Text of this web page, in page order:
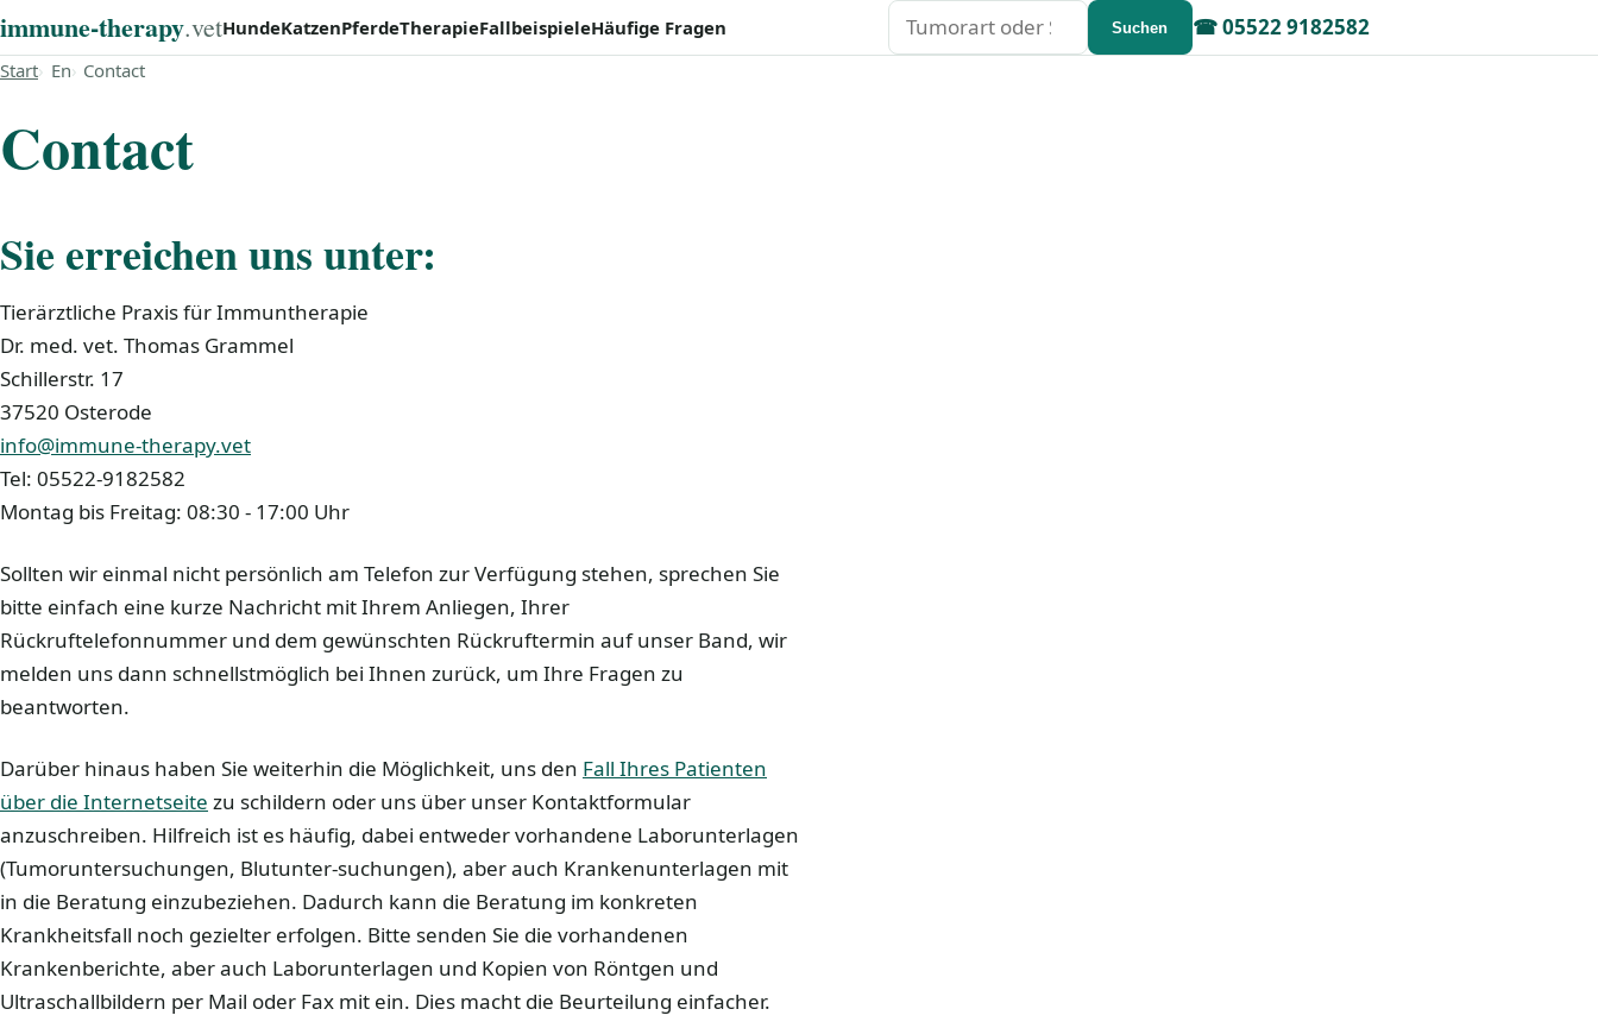
immune‑therapy.vet ☎05522 9182582
HundeKatzenPferdeTherapieFallbeispieleHäufige Fragen Suchen Suchen
Start En Contact
Contact
Sie erreichen uns unter:
Tierärztliche Praxis für Immuntherapie
Dr. med. vet. Thomas Grammel
Schillerstr. 17
37520 Osterode
info@immune-therapy.vet
Tel: 05522-9182582
Montag bis Freitag: 08:30 - 17:00 Uhr
Sollten wir einmal nicht persönlich am Telefon zur Verfügung stehen, sprechen Sie
bitte einfach eine kurze Nachricht mit Ihrem Anliegen, Ihrer
Rückruftelefonnummer und dem gewünschten Rückruftermin auf unser Band, wir
melden uns dann schnellstmöglich bei Ihnen zurück, um Ihre Fragen zu
beantworten.
Darüber hinaus haben Sie weiterhin die Möglichkeit, uns den Fall Ihres Patienten
über die Internetseite zu schildern oder uns über unser Kontaktformular
anzuschreiben. Hilfreich ist es häufig, dabei entweder vorhandene Laborunterlagen
(Tumoruntersuchungen, Blutunter-suchungen), aber auch Krankenunterlagen mit
in die Beratung einzubeziehen. Dadurch kann die Beratung im konkreten
Krankheitsfall noch gezielter erfolgen. Bitte senden Sie die vorhandenen
Krankenberichte, aber auch Laborunterlagen und Kopien von Röntgen und
Ultraschallbildern per Mail oder Fax mit ein. Dies macht die Beurteilung einfacher.